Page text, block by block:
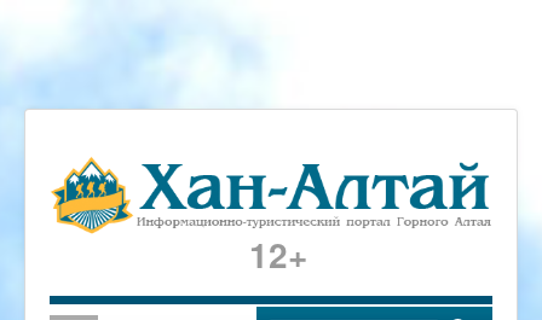
12+